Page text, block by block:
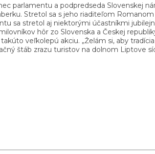
parlamentu a podpredseda Slovenskej
Stretol sa s jeho riaditeľom
sa stretol aj niektorými účastníkmi
hôr zo Slovenska a Českej
veľkolepú akciu. „Želám si, aby
štáb zrazu turistov na dolnom Liptove